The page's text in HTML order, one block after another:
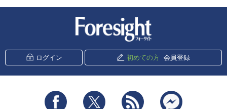
ログイン 初めての方 会員登録
Facebook Twitter RSS